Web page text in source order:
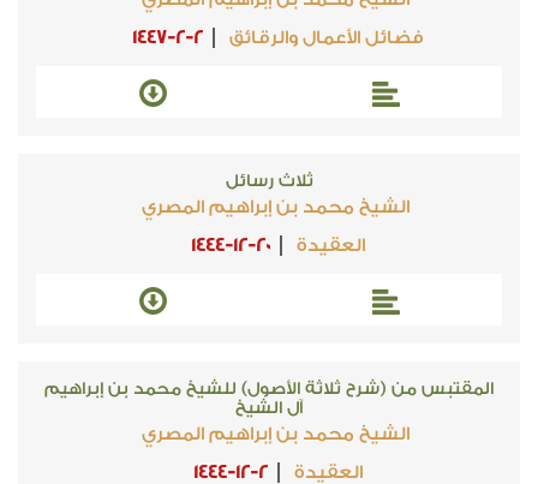
فضائل الأعمال والرقائق
1447-2-2
ثلاث رسائل
الشيخ محمد بن إبراهيم المصري
العقيدة
1444-12-20
المقتبس من (شرح ثلاثة الأصول) للشيخ محمد بن إبراهيم
آل الشيخ
الشيخ محمد بن إبراهيم المصري
العقيدة
1444-12-2